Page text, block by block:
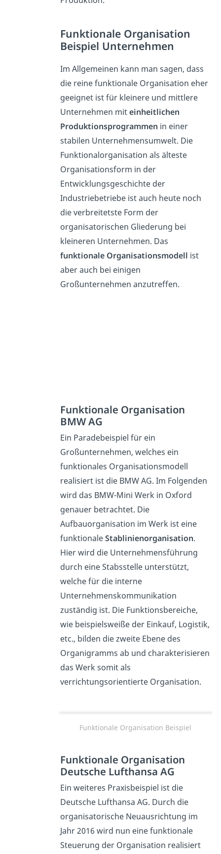
Funktionale Organisation
Beispiel Unternehmen
Im Allgemeinen kann man sagen, dass
die reine funktionale Organisation eher
geeignet ist für kleinere und mittlere
Unternehmen miteinheitlichen
Produktionsprogrammen in einer
stabilen Unternehmensumwelt. Die
Funktionalorganisation als älteste
Organisationsform in der
Entwicklungsgeschichte der
Industriebetriebe ist auch heute noch
die verbreitetste Form der
organisatorischen Gliederung bei
kleineren Unternehmen. Das
funktionale Organisationsmodell ist
aber auch bei einigen
Großunternehmen anzutreffen.
Funktionale Organisation
BMW AG
Ein Paradebeispiel für ein
Großunternehmen, welches ein
funktionales Organisationsmodell
realisiert ist die BMW AG. Im Folgenden
wird das BMW-Mini Werk in Oxford
genauer betrachtet. Die
Aufbauorganisation im Werk ist eine
funktionaleStablinienorganisation.
Hier wird die Unternehmensführung
durch eine Stabsstelle unterstützt,
welche für die interne
Unternehmenskommunikation
zuständig ist. Die Funktionsbereiche,
wie beispielsweiße der Einkauf, Logistik,
etc., bilden die zweite Ebene des
Organigramms ab und charakterisieren
das Werk somit als
verrichtungsorientierte Organisation.
Funktionale Organisation Beispiel
Funktionale Organisation
Deutsche Lufthansa AG
Ein weiteres Praxisbeispiel ist die
Deutsche Lufthansa AG. Durch die
organisatorische Neuausrichtung im
Jahr 2016 wird nun eine funktionale
Steuerung der Organisation realisiert